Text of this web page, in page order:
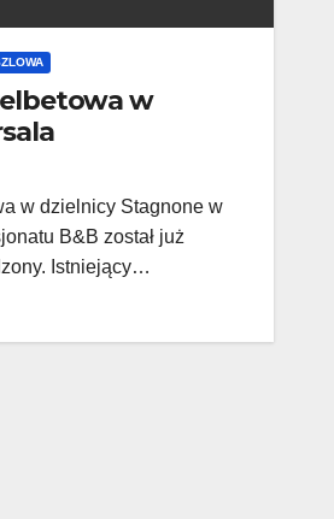
w
w dzielnicy Stagnone w
B&B został już
Istniejący…